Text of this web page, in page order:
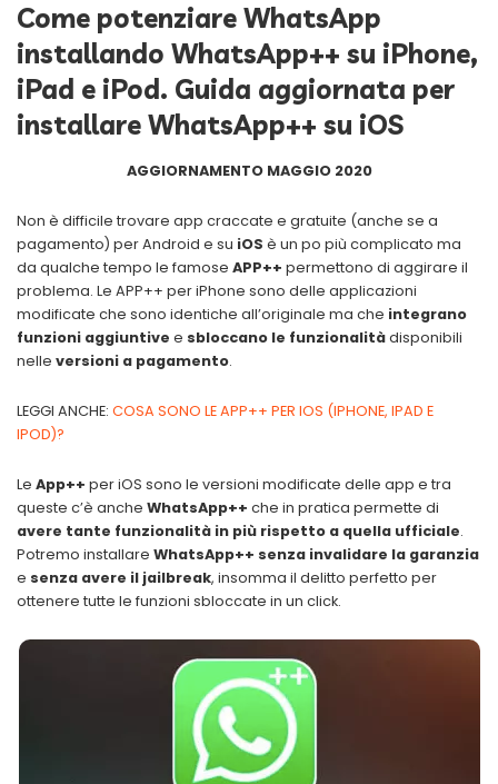
Come potenziare WhatsApp
installando WhatsApp++ su iPhone,
iPad e iPod. Guida aggiornata per
installare WhatsApp++ su iOS
AGGIORNAMENTO MAGGIO 2020
Non è difficile trovare app craccate e gratuite (anche se a
pagamento) per Android e su iOS è un po più complicato ma
da qualche tempo le famose APP++ permettono di aggirare il
problema. Le APP++ per iPhone sono delle applicazioni
modificate che sono identiche all’originale ma che integrano
funzioni aggiuntive e sbloccano le funzionalitàdisponibili
nelle versioni a pagamento.
LEGGI ANCHE: COSA SONO LE APP++ PER IOS (IPHONE, IPAD E
IPOD)?
Le App++ per iOS sono le versioni modificate delle app e tra
queste c’è anche WhatsApp++ che in pratica permette di
avere tante funzionalità in più rispetto a quella ufficiale.
Potremo installare WhatsApp++ senza invalidare la garanzia
e senza avere il jailbreak, insomma il delitto perfetto per
ottenere tutte le funzioni sbloccate in un click.